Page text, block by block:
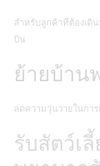
สำหรับลูกค้าที่ต้องเดิน
บิน
ย้ายบ้าน
ลดความวุ่นวายในกา
รับสัตว์เ